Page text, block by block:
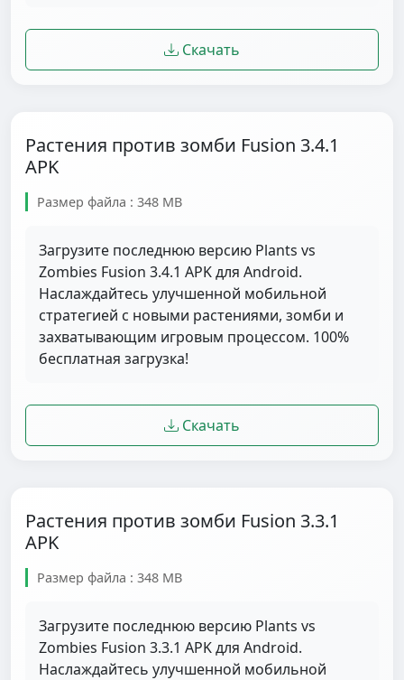
Скачать
Растения против зомби Fusion 3.4.1
APK
Размер файла : 348 MB
Загрузите последнюю версию Plants vs
Zombies Fusion 3.4.1 APK для Android.
Наслаждайтесь улучшенной мобильной
стратегией с новыми растениями, зомби и
захватывающим игровым процессом. 100%
бесплатная загрузка!
Скачать
Растения против зомби Fusion 3.3.1
APK
Размер файла : 348 MB
Загрузите последнюю версию Plants vs
Zombies Fusion 3.3.1 APK для Android.
Наслаждайтесь улучшенной мобильной